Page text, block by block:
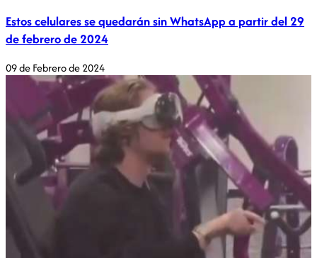
Estos celulares se quedarán sin WhatsApp a partir del 29
de febrero de 2024
09 de Febrero de 2024